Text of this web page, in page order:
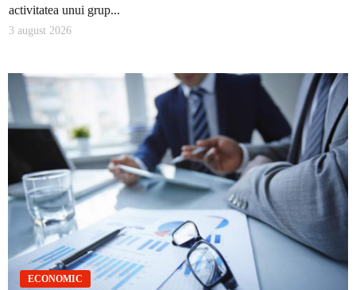
activitatea unui grup...
3 august 2026
ECONOMIC